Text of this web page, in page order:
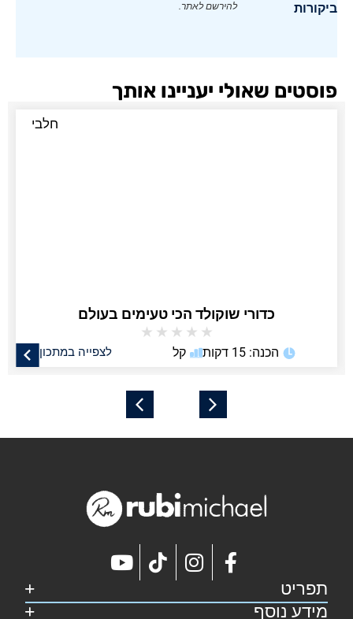
ביקורות
להירשם לאתר.
פוסטים שאולי יעניינו אותך
חלבי
כדורי שוקולד הכי טעימים בעולם
★
★
★
★
★
לצפייה במתכון הכנה: 15 דקות קל
תפריט
דף הבית
מידע נוסף